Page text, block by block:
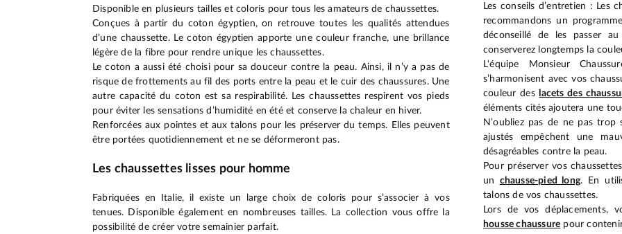
Disponible en plusieurs tailles et coloris pour tous les amateurs de chaussettes.
Conçues à partir du coton égyptien, on retrouve toutes les qualités attendues
d’une chaussette. Le coton égyptien apporte une couleur franche, une brillance
légère de la fibre pour rendre unique les chaussettes.
Le coton a aussi été choisi pour sa douceur contre la peau. Ainsi, il n’y a pas de
risque de frottements au fil des ports entre la peau et le cuir des chaussures. Une
autre capacité du coton est sa respirabilité. Les chaussettes respirent vos pieds
pour éviter les sensations d’humidité en été et conserve la chaleur en hiver.
Renforcées aux pointes et aux talons pour les préserver du temps. Elles peuvent
être portées quotidiennement et ne se déformeront pas.
Les chaussettes lisses pour homme
Fabriquées en Italie, il existe un large choix de coloris pour s’associer à vos
tenues. Disponible également en nombreuses tailles. La collection vous offre la
possibilité de créer votre semainier parfait.
Les conseils d’entretien : Les
recommandons un
déconseillé de les passer
conserverez longtemps la
L‘équipe Monsieur
s’harmonisent avec vos
couleur des lacets des
éléments cités ajoutera une
N’oubliez pas de ne pas trop
ajustés empêchent une
désagréables contre la peau.
Pour préserver vos
un chausse-pied long. En
talons de vos chaussettes.
Lors de vos déplacements,
housse chaussure pour